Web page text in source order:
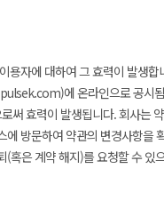
용자에 대하여 그 효력이 발생합
에 온라인으로 공시
써 효력이 발생됩니다. 회사는
방문하여 약관의 변경사항
혹은 계약 해지)를 요청할 수